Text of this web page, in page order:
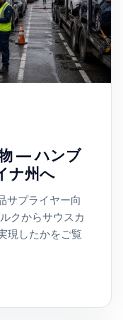
— ハンブ
ナ州へ
サプライヤー向
クからサウスカ
現したかをご覧